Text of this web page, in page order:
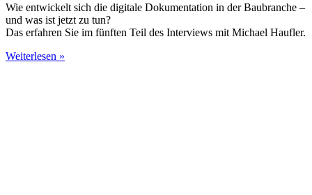
Wie entwickelt sich die digitale Dokumentation in der Baubranche –
und was ist jetzt zu tun?
Das erfahren Sie im fünften Teil des Interviews mit Michael Haufler.
Weiterlesen »